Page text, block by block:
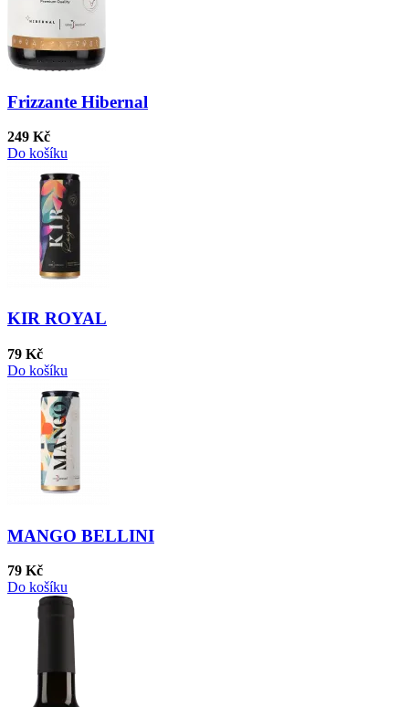
Frizzante Hibernal
249 Kč
Do košíku
KIR ROYAL
79 Kč
Do košíku
MANGO BELLINI
79 Kč
Do košíku